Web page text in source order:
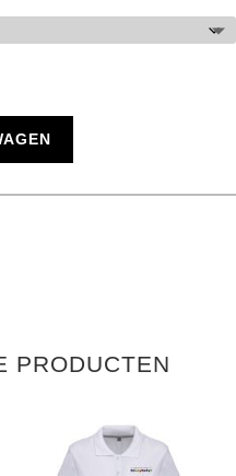
PRODUCTEN